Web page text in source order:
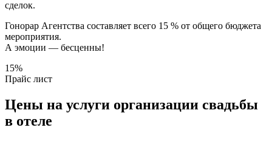
сделок.
Гонорар Агентства составляет всего 15 % от общего бюджета
мероприятия.
А эмоции — бесценны!
15%
Прайс лист
Цены на услуги организации свадьбы
в отеле